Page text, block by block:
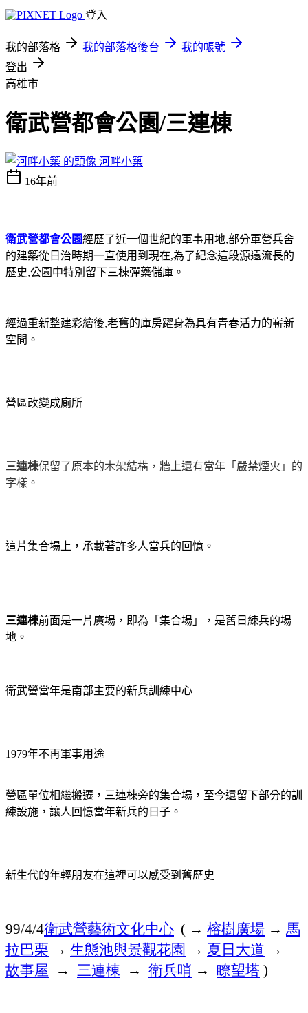
登入
我的部落格 我的部落格後台
我的帳號
登出
高雄市
衛武營都會公園/三連棟
河畔小築
16年前
衛武營都會公園經歷了近一個世紀的軍事用地,部分軍營兵舍
的建築從日治時期一直使用到現在,為了紀念這段源遠流長的
歷史,公園中特別留下三棟彈藥儲庫。
經過重新整建彩繪後,老舊的庫房躍身為具有青春活力的嶄新
空間。
營區改變成廁所
三連棟保留了原本的木架結構，牆上還有當年「嚴禁煙火」的
字樣。
這片集合場上，承載著許多人當兵的回憶。
三連棟前面是一片廣場，即為「集合場」，是舊日練兵的場
地。
衛武營當年是南部主要的新兵訓練中心
1979年不再軍事用途
營區單位相繼搬遷，三連棟旁的集合場，至今還留下部分的訓
練設施，讓人回憶當年新兵的日子。
新生代的年輕朋友在這裡可以感受到舊歷史
99/4/4衛武營藝術文化中心 ( → 榕樹廣場 → 馬
拉巴栗 → 生態池與景觀花園 → 夏日大道 →
故事屋 → 三連棟 → 衛兵哨 → 瞭望塔 )